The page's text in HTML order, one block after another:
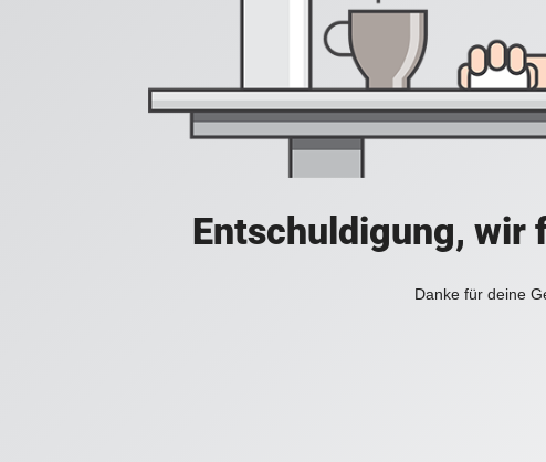
Entschuldigung, wir
Danke für deine